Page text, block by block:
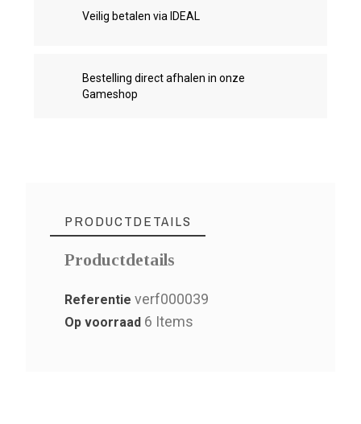
Veilig betalen via IDEAL
Bestelling direct afhalen in onze
Gameshop
PRODUCTDETAILS
Productdetails
Referentieverf000039
Op voorraad 6 Items